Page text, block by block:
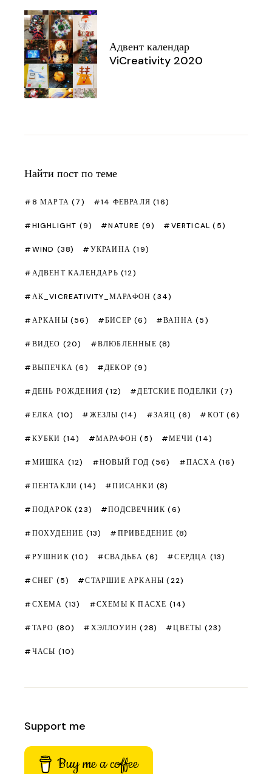
Адвент календар
ViCreativity 2020
Найти пост по теме
8 МАРТА (7) 14 ФЕВРАЛЯ (16)
HIGHLIGHT (9) NATURE (9) VERTICAL (5)
WIND (38) УКРАИНА (19)
АДВЕНТ КАЛЕНДАРЬ (12)
АК_VICREATIVITY_МАРАФОН (34)
АРКАНЫ (56) БИСЕР (6) ВАННА (5)
ВИДЕО (20) ВЛЮБЛЕННЫЕ (8)
ВЫПЕЧКА (6) ДЕКОР (9)
ДЕНЬ РОЖДЕНИЯ (12) ДЕТСКИЕ ПОДЕЛКИ (7)
ЕЛКА (10) ЖЕЗЛЫ (14) ЗАЯЦ (6) КОТ (6)
КУБКИ (14) МАРАФОН (5) МЕЧИ (14)
МИШКА (12) НОВЫЙ ГОД (56) ПАСХА (16)
ПЕНТАКЛИ (14) ПИСАНКИ (8)
ПОДАРОК (23) ПОДСВЕЧНИК (6)
ПОХУДЕНИЕ (13) ПРИВЕДЕНИЕ (8)
РУШНИК (10) СВАДЬБА (6) СЕРДЦА (13)
СНЕГ (5) СТАРШИЕ АРКАНЫ (22)
СХЕМА (13) СХЕМЫ К ПАСХЕ (14)
ТАРО (80) ХЭЛЛОУИН (28) ЦВЕТЫ (23)
ЧАСЫ (10)
Support me
Buy me a coffee